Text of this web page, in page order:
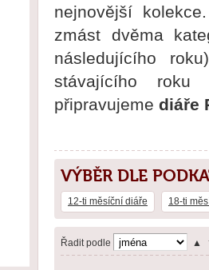
nejnovější
zmást dvěma
následujícího
stávajícího roku
připravujeme diáře
VÝBĚR DLE
12-ti měsíční diáře 18-ti
Řadit podle ▲